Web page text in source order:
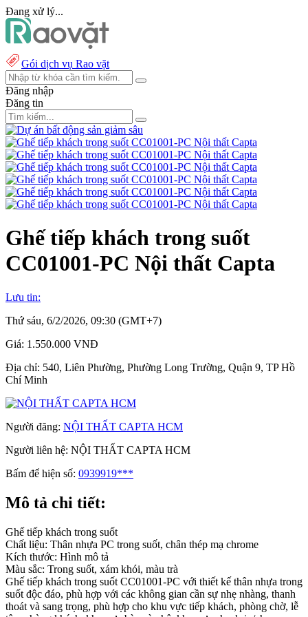
Đang xử lý...
Gói dịch vụ Rao vặt
Đăng nhập
Đăng tin
Ghế tiếp khách trong suốt
CC01001-PC Nội thất Capta
Lưu tin:
Thứ sáu, 6/2/2026, 09:30 (GMT+7)
Giá: 1.550.000 VNĐ
Địa chỉ: 540, Liên Phường, Phường Long Trường, Quận 9, TP Hồ
Chí Minh
Người đăng: NỘI THẤT CAPTA HCM
Người liên hệ: NỘI THẤT CAPTA HCM
Bấm để hiện số: 0939919***
Mô tả chi tiết:
Ghế tiếp khách trong suốt
Chất liệu: Thân nhựa PC trong suốt, chân thép mạ chrome
Kích thước: Hình mô tả
Màu sắc: Trong suốt, xám khói, màu trà
Ghế tiếp khách trong suốt CC01001-PC với thiết kế thân nhựa trong
suốt độc đáo, phù hợp với các không gian cần sự nhẹ nhàng, thanh
thoát và sang trọng, phù hợp cho khu vực tiếp khách, phòng chờ, lễ